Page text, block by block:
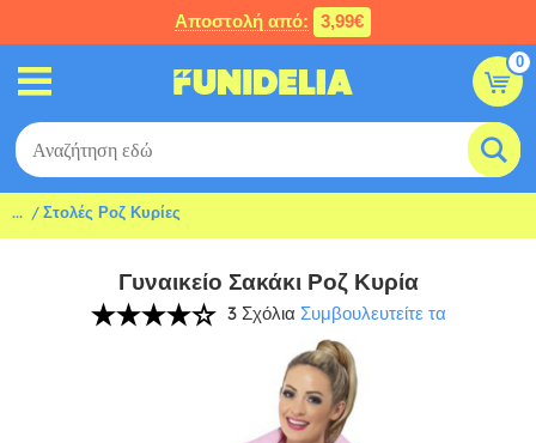
Αποστολή από: 3,99€
0
... Στολές Ροζ Κυρίες
Γυναικείο Σακάκι Ροζ Κυρία
3 Σχόλια Συμβουλευτείτε τα